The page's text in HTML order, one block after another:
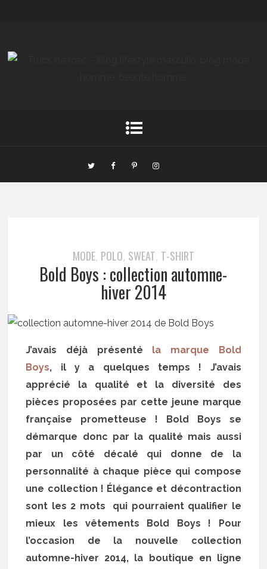
MODE, POLO, SWEAT, T-SHIRT
Bold Boys : collection automne-
hiver 2014
J’avais déjà présenté la marque Bold
Boys, il y a quelques temps ! J’avais
apprécié la qualité et la diversité des
pièces proposées par cette jeune marque
française prometteuse ! Bold Boys se
démarque donc par la qualité mais aussi
par un côté décalé qui donne de la
personnalité à chaque pièce qui compose
une collection ! Élégance et décontraction
sont les 2 mots qui pourraient qualifier le
mieux les vêtements Bold Boys ! Pour
l’occasion de la nouvelle collection
automne-hiver 2014, la boutique en ligne